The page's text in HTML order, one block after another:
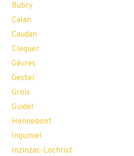
Bubry
Calan
Caudan
Cleguer
Gâvres
Gestel
Groix
Guidel
Hennebont
Inguiniel
Inzinzac-Lochrist